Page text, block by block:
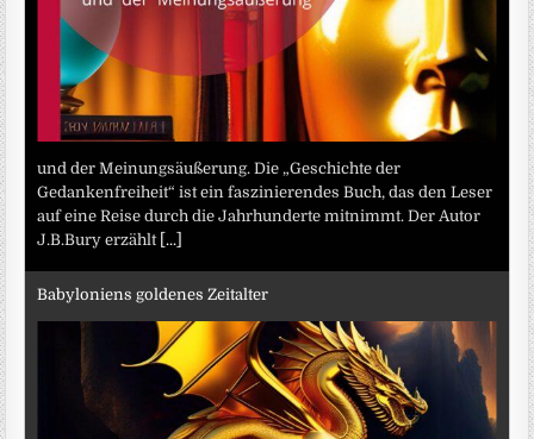
und der Meinungsäußerung. Die „Geschichte der
Gedankenfreiheit“ ist ein faszinierendes Buch, das den Leser
auf eine Reise durch die Jahrhunderte mitnimmt. Der Autor
J.B.Bury erzählt [...]
Babyloniens goldenes Zeitalter